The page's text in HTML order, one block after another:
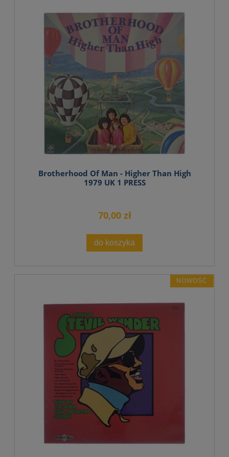
Brotherhood Of Man - Higher Than High
1979 UK 1 PRESS
70,00 zł
do koszyka
NOWOŚĆ